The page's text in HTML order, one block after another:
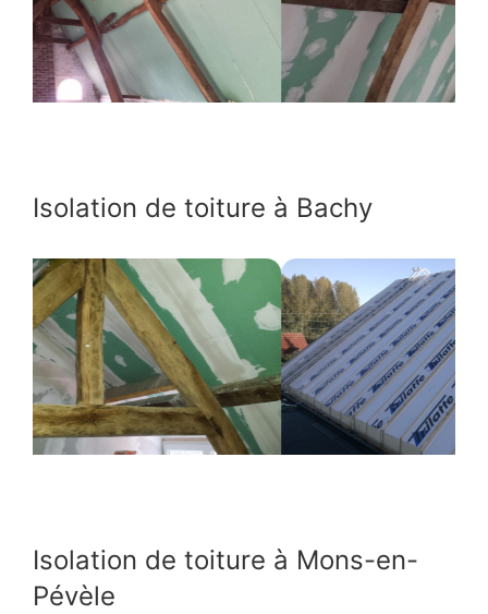
Isolation de toiture à Bachy
Isolation de toiture à Mons-en-
Pévèle